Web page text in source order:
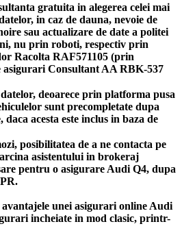
gratuita in alegerea celei mai
in caz de dauna, nevoie de
sau actualizare de date a politei
nu prin roboti, respectiv prin
Racolta RAF571105 (prin
Consultant AA RBK-537
deoarece prin platforma pusa
sunt precompletate dupa
acesta este inclus in baza de
posibilitatea de a ne contacta pe
asistentului in brokeraj
pentru o asigurare Audi Q4, dupa
unei asigurari online Audi
incheiate in mod clasic, printr-